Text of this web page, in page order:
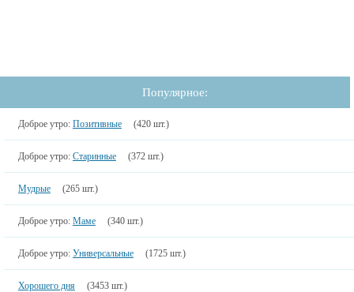
Популярное:
Доброе утро: Позитивные (420 шт.)
Доброе утро: Старинные (372 шт.)
Мудрые (265 шт.)
Доброе утро: Маме (340 шт.)
Доброе утро: Универсальные (1725 шт.)
Хорошего дня (3453 шт.)